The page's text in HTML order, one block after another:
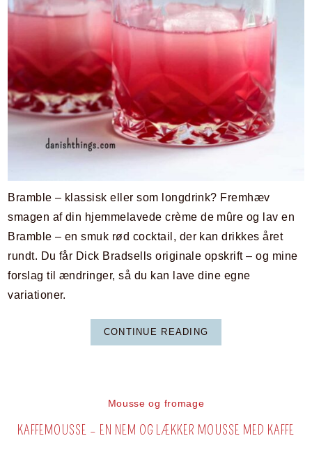
Bramble – klassisk eller som longdrink? Fremhæv
smagen af din hjemmelavede crème de mûre og lav en
Bramble – en smuk rød cocktail, der kan drikkes året
rundt. Du får Dick Bradsells originale opskrift – og mine
forslag til ændringer, så du kan lave dine egne
variationer.
CONTINUE READING
Mousse og fromage
KAFFEMOUSSE – EN NEM OG LÆKKER MOUSSE MED KAFFE